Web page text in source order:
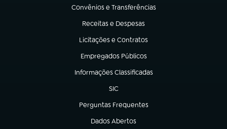
Convênios e Transferências
(abre em nova aba)
Receitas e Despesas
(abre em nova aba)
Licitações e Contratos
(abre em nova aba)
Empregados Públicos
(abre em nova aba)
Informações Classificadas
(abre em nova aba)
SIC
(abre em nova aba)
Perguntas Frequentes
(abre em nova aba)
Dados Abertos
(abre em nova aba)